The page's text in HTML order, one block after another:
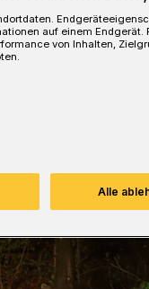
auf einem
von Inhalten,
Alle